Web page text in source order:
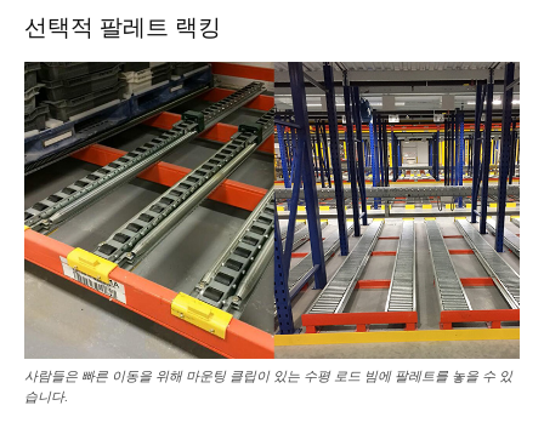
선택적 팔레트 랙킹
사람들은 빠른 이동을 위해 마운팅 클립이 있는 수평 로드 빔에 팔레트를 놓을 수 있
습니다.